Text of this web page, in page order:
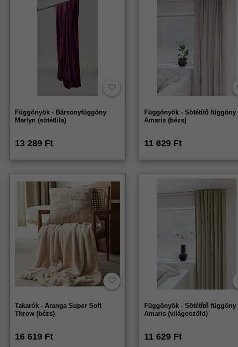
Függönyök - Bársonyfüggöny
Marlyn (sötétlila)
13 289 Ft
Függönyök - Sötétítő függöny
Amaris (bézs)
11 629 Ft
Takarók - Aranga Super Soft
Throw (bézs)
16 619 Ft
Függönyök - Sötétítő függöny
Amaris (világoszöld)
11 629 Ft